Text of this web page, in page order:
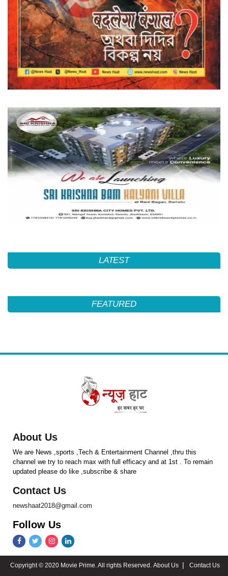
LATEST
FEATURED
About Us
We are News ,sports ,Tech & Entertainment Channel ,thru this
channel we try to reach max with full efficacy and at 1st . To remain
updated please do like ,subscribe & share
Contact Us
newshaat2018@gmail.com
Follow Us
Copyright © 2020 Movie Prime. All rights Reserved. About Us Contact Us